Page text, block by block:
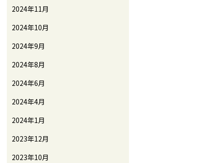
2024年11月
2024年10月
2024年9月
2024年8月
2024年6月
2024年4月
2024年1月
2023年12月
2023年10月